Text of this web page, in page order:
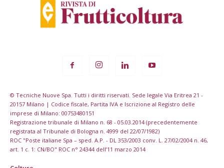
© Tecniche Nuove Spa. Tutti i diritti riservati. Sede legale Via Eritrea 21 -
20157 Milano | Codice fiscale, Partita IVA e Iscrizione al Registro delle
imprese di Milano: 00753480151
Registrazione tribunale di Milano n. 68 - 05.03.2014 (precedentemente
registrata al Tribunale di Bologna n. 4999 del 22/07/1982)
ROC "Poste italiane Spa – sped. A.P. - DL 353/2003 conv. L. 27/02/2004 n. 46,
art. 1 c. 1: CN/BO" ROC n° 24344 dell’11 marzo 2014